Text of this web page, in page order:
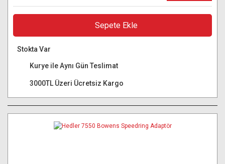
Sepete Ekle
Stokta Var
Kurye ile Aynı Gün Teslimat
3000TL Üzeri Ücretsiz Kargo